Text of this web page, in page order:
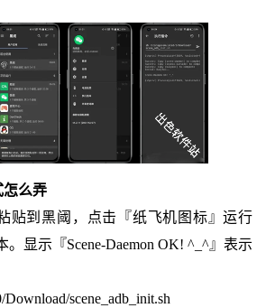
怎么弄
贴到黑阈，点击『纸飞机图标』运行
。显示『Scene-Daemon OK! ^_^』表示
Download/scene_adb_init.sh